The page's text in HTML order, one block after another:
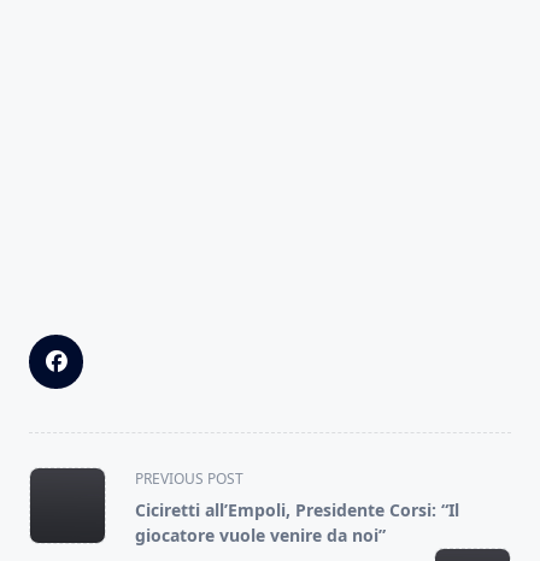
<span
class="nav-
subtitle
PREVIOUS POST
Ciciretti all’Empoli, Presidente Corsi: “Il
giocatore vuole venire da noi”